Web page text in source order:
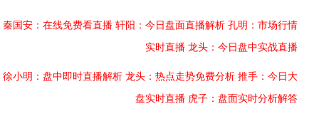
秦国安：在线免费看直播 轩阳：今日盘面直播解析 孔明：市场行情
实时直播 龙头：今日盘中实战直播
徐小明：盘中即时直播解析 龙头：热点走势免费分析 推手：今日大
盘实时直播 虎子：盘面实时分析解答